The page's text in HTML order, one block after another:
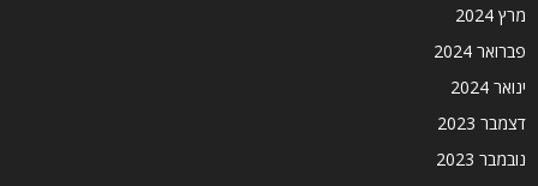
מרץ 2024
פברואר 2024
ינואר 2024
דצמבר 2023
נובמבר 2023